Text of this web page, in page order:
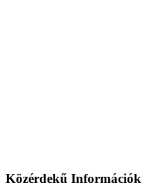
Közérdekű Információk